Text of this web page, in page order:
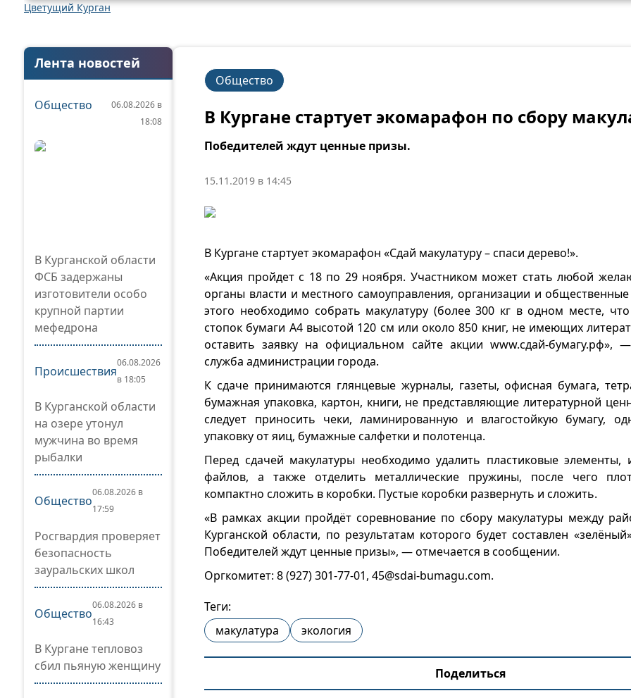
Цветущий Курган
Лента новостей
Общество
06.08.2026 в
18:08
В Курганской области
ФСБ задержаны
изготовители особо
крупной партии
мефедрона
Происшествия
06.08.2026
в 18:05
В Курганской области
на озере утонул
мужчина во время
рыбалки
Общество
06.08.2026 в
17:59
Росгвардия проверяет
безопасность
зауральских школ
Общество
06.08.2026 в
16:43
В Кургане тепловоз
сбил пьяную женщину
Общество
В Кургане стартует экомарафон по сбору
Победителей ждут ценные призы.
15.11.2019 в 14:45
В Кургане стартует экомарафон «Сдай макулатуру – спаси дерево!».
«Акция пройдет с 18 по 29 ноября. Участником может стать любой
органы власти и местного самоуправления, организации и
этого необходимо собрать макулатуру (более 300 кг в одном месте,
стопок бумаги А4 высотой 120 см или около 850 книг, не имеющих
оставить заявку на официальном сайте акции www.сдай-бумагу.рф»,
служба администрации города.
К сдаче принимаются глянцевые журналы, газеты, офисная бумага,
бумажная упаковка, картон, книги, не представляющие литературной
следует приносить чеки, ламинированную и влагостойкую бумагу,
упаковку от яиц, бумажные салфетки и полотенца.
Перед сдачей макулатуры необходимо удалить пластиковые элементы,
файлов, а также отделить металлические пружины, после чего
компактно сложить в коробки. Пустые коробки развернуть и сложить.
«В рамках акции пройдёт соревнование по сбору макулатуры между
Курганской области, по результатам которого будет составлен
Победителей ждут ценные призы», — отмечается в сообщении.
Оргкомитет: 8 (927) 301-77-01, 45@sdai-bumagu.com.
Теги:
макулатура
экология
Поделиться